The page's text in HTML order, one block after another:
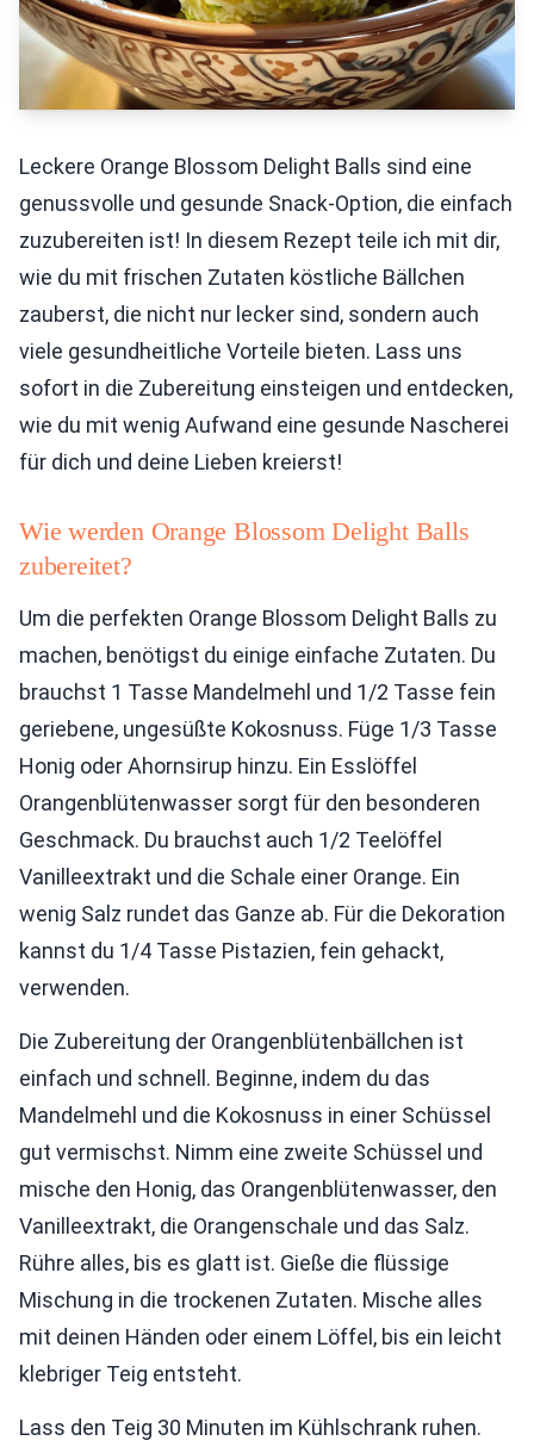
Leckere Orange Blossom Delight Balls sind eine
genussvolle und gesunde Snack-Option, die einfach
zuzubereiten ist! In diesem Rezept teile ich mit dir,
wie du mit frischen Zutaten köstliche Bällchen
zauberst, die nicht nur lecker sind, sondern auch
viele gesundheitliche Vorteile bieten. Lass uns
sofort in die Zubereitung einsteigen und entdecken,
wie du mit wenig Aufwand eine gesunde Nascherei
für dich und deine Lieben kreierst!
Wie werden Orange Blossom Delight Balls
zubereitet?
Um die perfekten Orange Blossom Delight Balls zu
machen, benötigst du einige einfache Zutaten. Du
brauchst 1 Tasse Mandelmehl und 1/2 Tasse fein
geriebene, ungesüßte Kokosnuss. Füge 1/3 Tasse
Honig oder Ahornsirup hinzu. Ein Esslöffel
Orangenblütenwasser sorgt für den besonderen
Geschmack. Du brauchst auch 1/2 Teelöffel
Vanilleextrakt und die Schale einer Orange. Ein
wenig Salz rundet das Ganze ab. Für die Dekoration
kannst du 1/4 Tasse Pistazien, fein gehackt,
verwenden.
Die Zubereitung der Orangenblütenbällchen ist
einfach und schnell. Beginne, indem du das
Mandelmehl und die Kokosnuss in einer Schüssel
gut vermischst. Nimm eine zweite Schüssel und
mische den Honig, das Orangenblütenwasser, den
Vanilleextrakt, die Orangenschale und das Salz.
Rühre alles, bis es glatt ist. Gieße die flüssige
Mischung in die trockenen Zutaten. Mische alles
mit deinen Händen oder einem Löffel, bis ein leicht
klebriger Teig entsteht.
Lass den Teig 30 Minuten im Kühlschrank ruhen.